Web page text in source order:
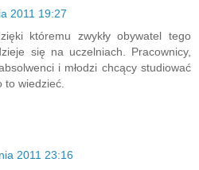
2011 19:27
któremu zwykły obywatel tego
się na uczelniach. Pracownicy,
i młodzi chcący studiować
to wiedzieć.
2011 23:16